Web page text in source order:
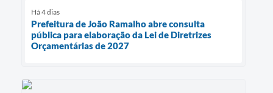
Há 4 dias
Prefeitura de João Ramalho abre consulta
pública para elaboração da Lei de Diretrizes
Orçamentárias de 2027